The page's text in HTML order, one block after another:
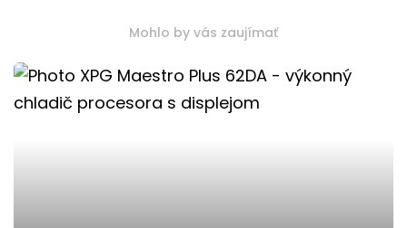
Mohlo by vás zaujímať